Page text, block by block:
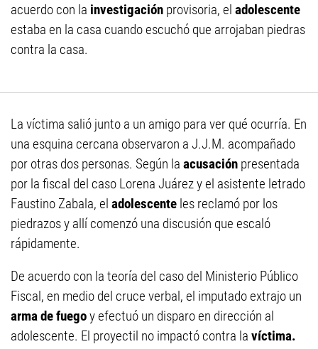
acuerdo con la investigación provisoria, el adolescente
estaba en la casa cuando escuchó que arrojaban piedras
contra la casa.
La víctima salió junto a un amigo para ver qué ocurría. En
una esquina cercana observaron a J.J.M. acompañado
por otras dos personas. Según la acusación presentada
por la fiscal del caso Lorena Juárez y el asistente letrado
Faustino Zabala, el adolescente les reclamó por los
piedrazos y allí comenzó una discusión que escaló
rápidamente.
De acuerdo con la teoría del caso del Ministerio Público
Fiscal, en medio del cruce verbal, el imputado extrajo un
arma de fuegoy efectuó un disparo en dirección al
adolescente. El proyectil no impactó contra la víctima.